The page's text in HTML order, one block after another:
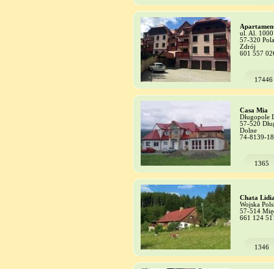
ul. Al.
57-320
Zdrój
601 557
17446
Casa Mia
Długopole
57-520
Dolne
74-8139-
1365
Chata
Wojska
57-514
661 124
1346